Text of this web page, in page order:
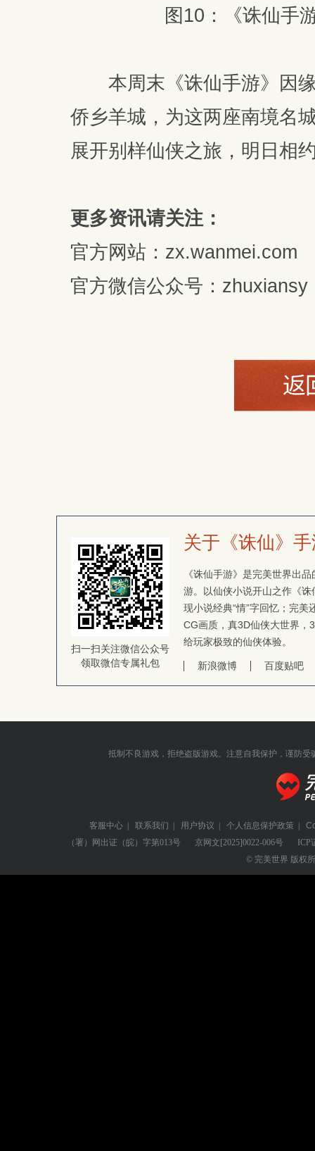
图10：《诛仙手
本周末《诛仙手游》因缘
侨乡羊城，为这两座南境名
展开别样仙侠之旅，明日相
更多资讯请关注：
官方网站：zx.wanmei.com
官方微信公众号：zhuxiansy
扫一扫关注微信公众号
领取微信专属礼包
关于《诛仙》
《诛仙手游》是完美世界出
游。以仙侠小说开山之作《
现小说经典“情”字回忆；完
CG画质，真3D仙侠大世界，
给玩家极致的仙侠体验。
新浪微博 百度贴吧
抵制不良游戏，拒绝盗版游戏。注意自我保护，谨防受
客服中心 联系我们 用户协议 个人信息保护政策
（署）网出证（皖）字第013号
京网文 [2025]0022-006号
ICP
© 完美世界 版权所